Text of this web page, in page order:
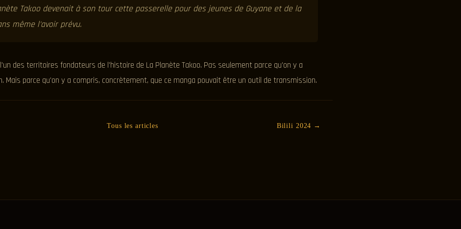
Takoo devenait à son tour cette passerelle pour des jeunes de Guyane et de la
même l'avoir prévu.
des territoires fondateurs de l'histoire de La Planète Takoo. Pas seulement parce qu'on y a
Mais parce qu'on y a compris, concrètement, que ce manga pouvait être un outil de transmission.
Tous les articles Bilili 2024 →